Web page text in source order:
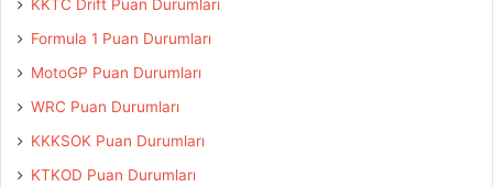
KKTC Drift Puan Durumları
Formula 1 Puan Durumları
MotoGP Puan Durumları
WRC Puan Durumları
KKKSOK Puan Durumları
KTKOD Puan Durumları